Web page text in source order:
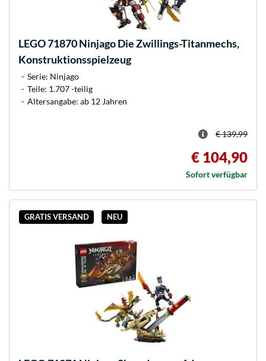
LEGO71870 Ninjago Die Zwillings-Titanmechs,
Konstruktionsspielzeug
Serie: Ninjago
Teile: 1.707 -teilig
Altersangabe: ab 12 Jahren
€ 139,99
€ 104,90
Sofort verfügbar
GRATIS VERSAND NEU